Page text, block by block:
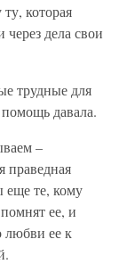
которая
дела свои
трудные для
давала.
–
праведная
те, кому
ее, и
любви ее к